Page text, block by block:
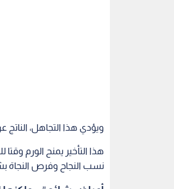
ويؤدي هذا التجاهل،
هذا التأخير يمنح الورم
نسب النجاح وفرص النجاة